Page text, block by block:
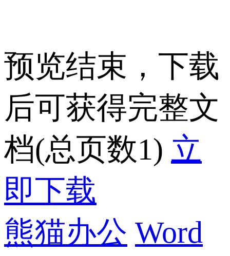
预览结束，下载
后可获得完整文
档(总页数1) 立
即下载
熊猫办公 Word